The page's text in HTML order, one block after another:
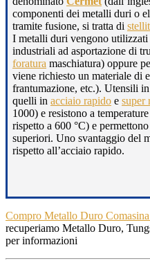
componenti dei metalli duri o
tramite fusione, si tratta di
I metalli duri vengono utilizzati
industriali ad asportazione di
foratura maschiatura) oppure
viene richiesto un materiale di
frantumazione, etc.). Utensili
quelli in acciaio rapido e super
1000) e resistono a
rispetto a 600 °C) e
superiori. Uno svantaggio del
rispetto all’acciaio rapido.
Compro Metallo Duro
recuperiamo Metallo Duro,
per informazioni